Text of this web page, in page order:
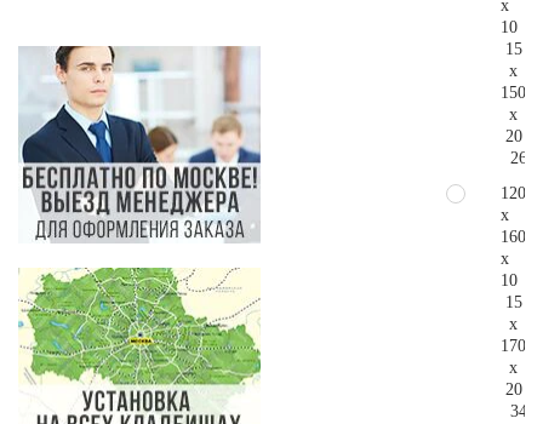
x
10
15
x
150
x
20
120
x
160
x
10
15
x
170
x
20